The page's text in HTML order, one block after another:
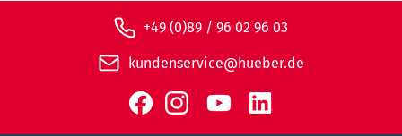
+49 (0)89 / 96 02 96 03
kundenservice@hueber.de